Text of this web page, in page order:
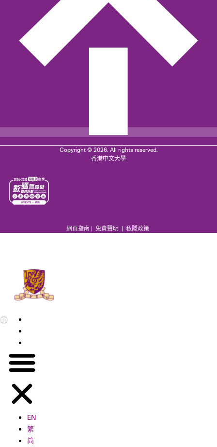
Copyright © 2026. All rights reserved.
香港中文大學
網頁指南 | 免責聲明 | 私隱政策
EN
繁
简